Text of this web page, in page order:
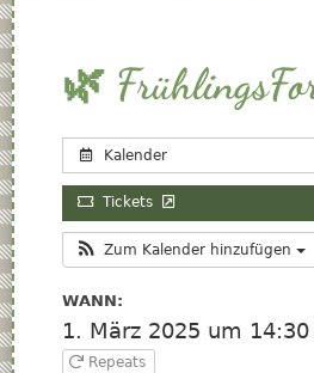
🌿
Kalender
Tickets
Zum Kalender hinzufügen
WANN:
1. März 2025 um 14:30
Repeats